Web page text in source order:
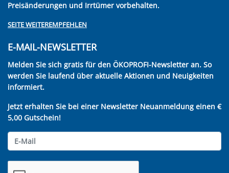
Preisänderungen und Irrtümer vorbehalten.
SEITE WEITEREMPFEHLEN
E-MAIL-NEWSLETTER
Melden Sie sich gratis für den ÖKOPROFI-Newsletter an. So
werden Sie laufend über aktuelle Aktionen und Neuigkeiten
informiert.
Jetzt erhalten Sie bei einer Newsletter Neuanmeldung einen €
5,00 Gutschein!